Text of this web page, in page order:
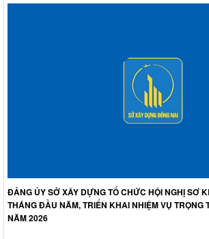
ĐẢNG ỦY SỞ XÂY DỰNG TỔ CHỨC HỘI NGHỊ SƠ
THÁNG ĐẦU NĂM, TRIỂN KHAI NHIỆM VỤ TRỌNG
NĂM 2026